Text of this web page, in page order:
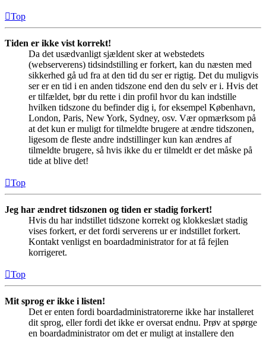
Top
Tiden er ikke vist korrekt!
Da det usædvanligt sjældent sker at webstedets
(webserverens) tidsindstilling er forkert, kan du næsten med
sikkerhed gå ud fra at den tid du ser er rigtig. Det du muligvis
ser er en tid i en anden tidszone end den du selv er i. Hvis det
er tilfældet, bør du rette i din profil hvor du kan indstille
hvilken tidszone du befinder dig i, for eksempel København,
London, Paris, New York, Sydney, osv. Vær opmærksom på
at det kun er muligt for tilmeldte brugere at ændre tidszonen,
ligesom de fleste andre indstillinger kun kan ændres af
tilmeldte brugere, så hvis ikke du er tilmeldt er det måske på
tide at blive det!
Top
Jeg har ændret tidszonen og tiden er stadig forkert!
Hvis du har indstillet tidszone korrekt og klokkeslæt stadig
vises forkert, er det fordi serverens ur er indstillet forkert.
Kontakt venligst en boardadministrator for at få fejlen
korrigeret.
Top
Mit sprog er ikke i listen!
Det er enten fordi boardadministratorerne ikke har installeret
dit sprog, eller fordi det ikke er oversat endnu. Prøv at spørge
en boardadministrator om det er muligt at installere den